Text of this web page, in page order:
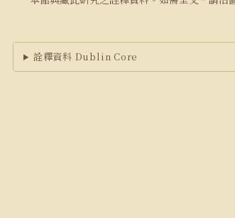
詮釋資料 Dublin Core